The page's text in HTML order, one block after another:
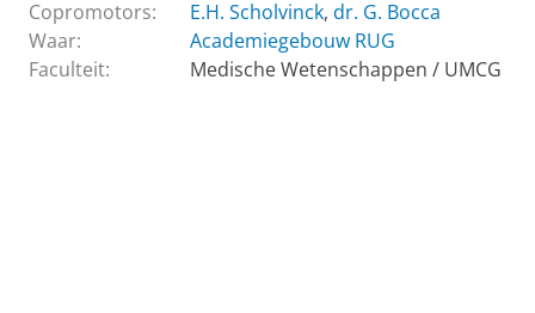
Copromotors:
E.H. Scholvinck, dr. G. Bocca
Waar:
Academiegebouw RUG
Faculteit:
Medische Wetenschappen / UMCG